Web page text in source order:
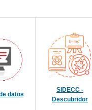
datos
SIDECC -
Descubridor